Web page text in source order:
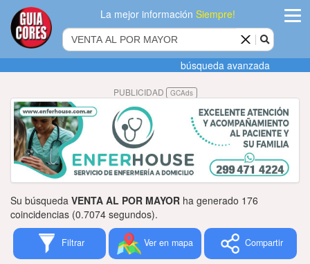
La mejor informaciónSiempre!
Agregar
empresa
Actualizar
Publicidad
Tiendacores
búsqueda avanzada
PUBLICIDAD GCAds
Su búsqueda VENTA AL POR MAYOR ha generado 176
coincidencias (0.7074 segundos).
Filtrar Ver en mapa Compartir